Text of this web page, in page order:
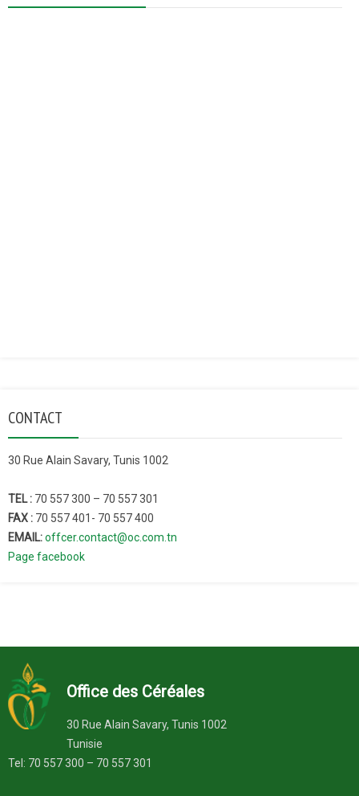
CONTACT
30 Rue Alain Savary, Tunis 1002
TEL : 70 557 300 – 70 557 301
FAX : 70 557 401- 70 557 400
EMAIL:offcer.contact@oc.com.tn
Page facebook
Office des Céréales
30 Rue Alain Savary, Tunis 1002
Tunisie
Tel: 70 557 300 – 70 557 301